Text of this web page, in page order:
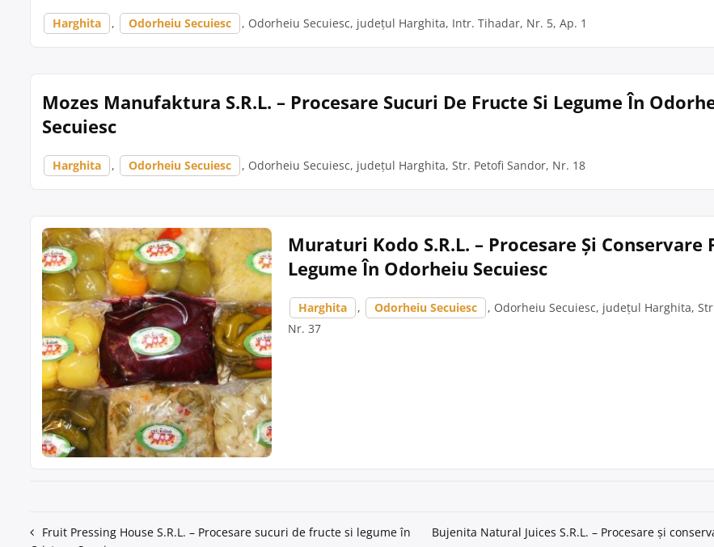
Harghita , Odorheiu Secuiesc , Odorheiu Secuiesc, județul Harghita, Intr. Tihadar, Nr. 5, Ap. 1
Mozes Manufaktura S.R.L. – Procesare Sucuri De Fructe Si Legume În
Secuiesc
Harghita , Odorheiu Secuiesc , Odorheiu Secuiesc, județul Harghita, Str. Petofi Sandor, Nr. 18
Muraturi Kodo S.R.L. – Procesare Și Conservare
Legume În Odorheiu Secuiesc
Harghita , Odorheiu Secuiesc
, Odorheiu Secuiesc, județul Harghita,
Nr. 37
Navigare
Fruit Pressing House S.R.L. – Procesare sucuri de fructe si legume în
Bujenita Natural Juices S.R.L. – Procesare și